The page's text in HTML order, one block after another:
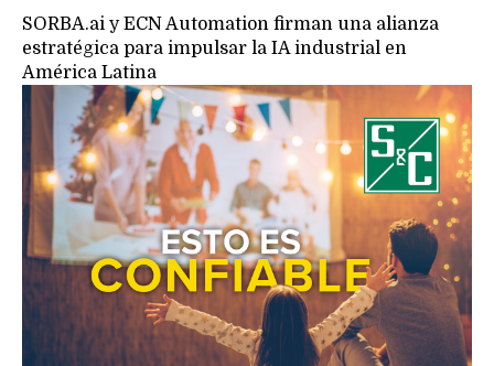
SORBA.ai y ECN Automation firman una alianza
estratégica para impulsar la IA industrial en
América Latina